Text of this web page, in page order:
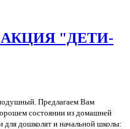
"ДЕТИ-
Предлагаем Вам
состоянии из домашней
для дошколят и начальной школы: